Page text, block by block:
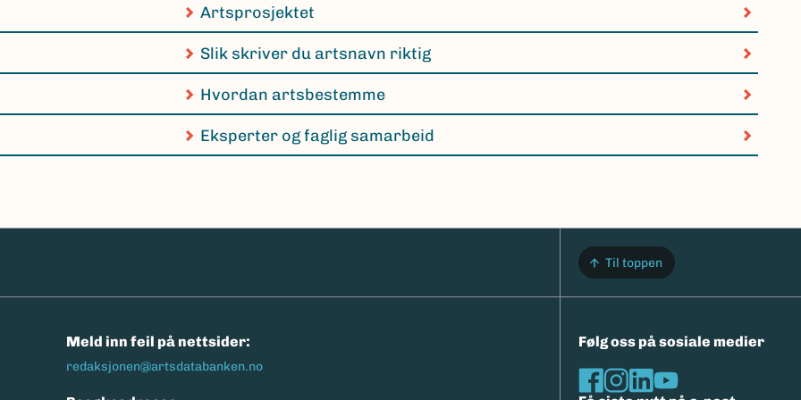
Artsprosjektet
Slik skriver du artsnavn riktig
Hvordan artsbestemme
Eksperter og faglig samarbeid
Til toppen
Meld inn feil på nettsider:
redaksjonen@artsdatabanken.no
Følg oss på sosiale medier